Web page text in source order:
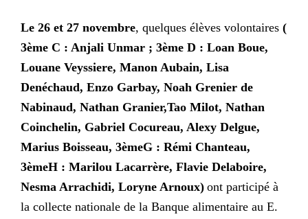
Le 26 et 27 novembre, quelques élèves volontaires (
3ème C : Anjali Unmar ; 3ème D : Loan Boue,
Louane Veyssiere, Manon Aubain, Lisa
Denéchaud, Enzo Garbay, Noah Grenier de
Nabinaud, Nathan Granier,Tao Milot, Nathan
Coinchelin, Gabriel Cocureau, Alexy Delgue,
Marius Boisseau, 3èmeG : Rémi Chanteau,
3èmeH : Marilou Lacarrère, Flavie Delaboire,
Nesma Arrachidi, Loryne Arnoux) ont participé à
la collecte nationale de la Banque alimentaire au E.